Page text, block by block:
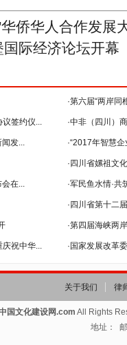
华侨华人合作发展
际经济论坛开幕
·第六届“两岸
议签约仪... ·中非（四川）
--暨2018年...
闻发... ·“2017年智慧
·四川省嫘祖文
会在... ·军民鱼水情·共
·四川省第十二
·第四届海峡两
庆祝中华... ·国家发展改革
关于我们 律
国文化建设网.com All Rights
地址：